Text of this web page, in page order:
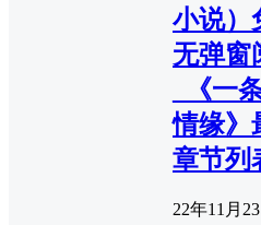
小说）
无弹窗
_《一
情缘》
章节列
22年11月23